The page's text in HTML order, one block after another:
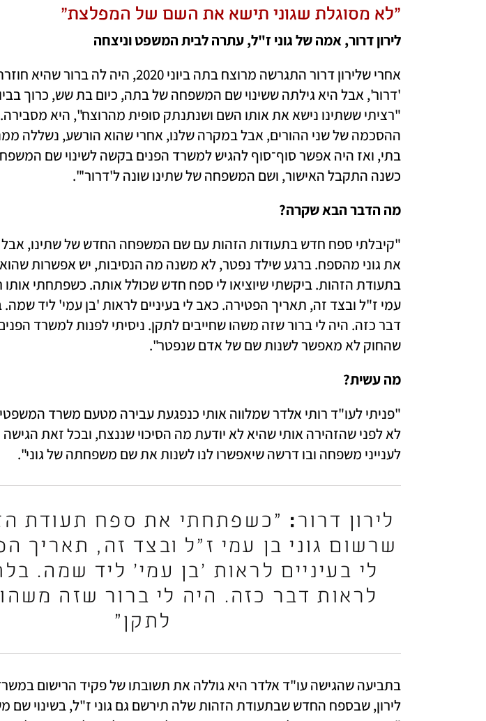
"לא מסוגלת שגוני תישא את השם של המפלצת"
לירון דרור, אמה של גוני ז"ל, עתרה לבית המשפט וניצחה
כשנה התקבל האישור, ושם המשפחה של שתינו שונה ל'דרור'".
מה הדבר הבא שקרה?
שהחוק לא מאפשר לשנות שם של אדם שנפטר".
מה עשית?
לענייני משפחה ובו דרשה שיאפשרו לנו לשנות את שם משפחתה של גוני".
לירון דרור:
לתקן"